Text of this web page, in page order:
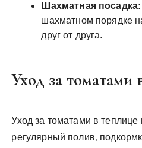
Шахматная посадка:
шахматном порядке
друг от друга.
Уход за томатами
Уход за томатами в теплице
регулярный полив‚